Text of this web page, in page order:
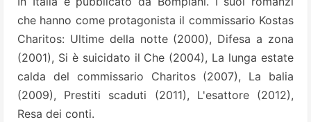
che hanno come protagonista il commissario Kostas
Charitos: Ultime della notte (2000), Difesa a zona
(2001), Si è suicidato il Che (2004), La lunga estate
calda del commissario Charitos (2007), La balia
(2009), Prestiti scaduti (2011), L'esattore (2012),
Resa dei conti.